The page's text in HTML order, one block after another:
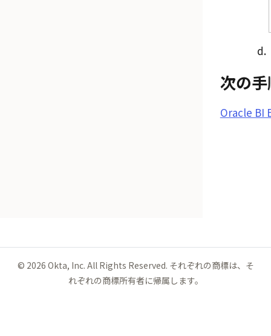
次の
Oracle BI
© 2026 Okta, Inc. All Rights Reserved. それぞれの商標は、そ
れぞれの商標所有者に帰属します。